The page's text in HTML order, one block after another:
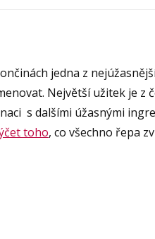
jedna z
Největší užitek je z
s dalšími úžasnými
toho, co všechno řepa